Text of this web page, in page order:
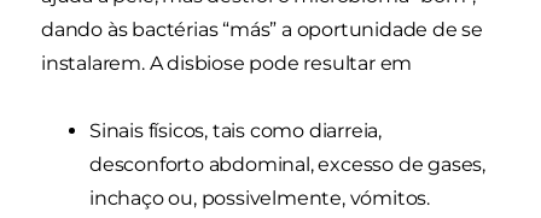
dando às bactérias “más” a oportunidade de se
instalarem. A disbiose pode resultar em
Sinais físicos, tais como diarreia,
desconforto abdominal, excesso de gases,
inchaço ou, possivelmente, vómitos.